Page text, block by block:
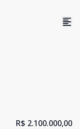
R$ 2.100.000,00